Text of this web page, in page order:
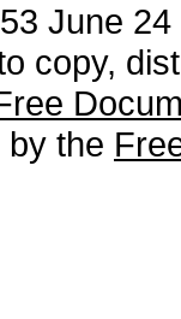
June 24
copy,
by the